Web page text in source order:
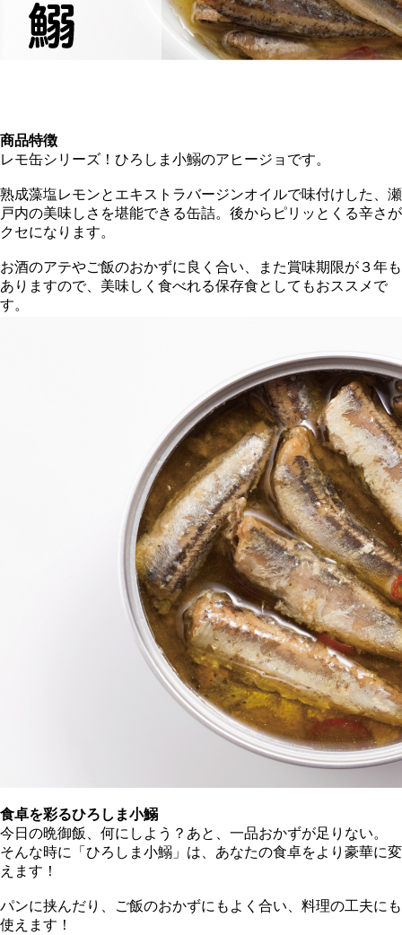
商品特徴
レモ缶シリーズ！ひろしま小鰯のアヒージョです。
熟成藻塩レモンとエキストラバージンオイルで味付けした、瀬
戸内の美味しさを堪能できる缶詰。後からピリッとくる辛さが
クセになります。
お酒のアテやご飯のおかずに良く合い、また賞味期限が３年も
ありますので、美味しく食べれる保存食としてもおススメで
す。
食卓を彩るひろしま小鰯
今日の晩御飯、何にしよう？あと、一品おかずが足りない。
そんな時に「ひろしま小鰯」は、あなたの食卓をより豪華に変
えます！
パンに挟んだり、ご飯のおかずにもよく合い、料理の工夫にも
使えます！